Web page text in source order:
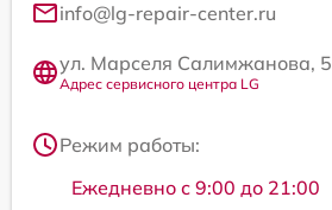
info@lg-repair-center.ru
ул. Марселя Салимжанова, 5
Адрес сервисного центра LG
Режим работы:
Ежедневно с 9:00 до 21:00